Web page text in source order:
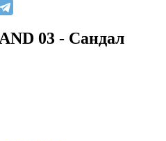
03 - Сандал